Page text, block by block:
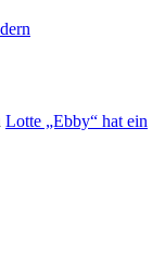
Lotte „Ebby“ hat ein